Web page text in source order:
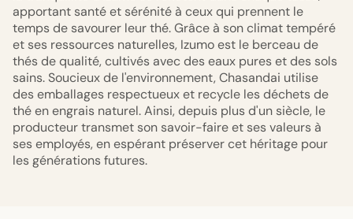
apportant santé et sérénité à ceux qui prennent le
temps de savourer leur thé. Grâce à son climat tempéré
et ses ressources naturelles, Izumo est le berceau de
thés de qualité, cultivés avec des eaux pures et des sols
sains. Soucieux de l'environnement, Chasandai utilise
des emballages respectueux et recycle les déchets de
thé en engrais naturel. Ainsi, depuis plus d'un siècle, le
producteur transmet son savoir-faire et ses valeurs à
ses employés, en espérant préserver cet héritage pour
les générations futures.